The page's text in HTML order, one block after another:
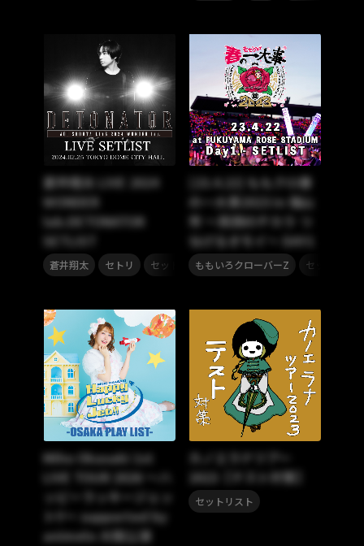
蒼井翔太 LIVE 2024
WONDER
lab.DETONATOR
SETLIST
蒼井翔太 セトリ セットリスト
[23.4.22] ももクロ春
の一大事2023 in 福山
市 〜笑顔のチカラ つ
なげるオモイ〜 DAY1
ももいろクローバーZ セットリスト
Miho Okasaki 1st
LIVE TOUR 2026 ～ハ
ッピーラッキージェッ
ト!!～ supported by
animelo 大阪公演
カノエラナツアー
2023【テスト対策】
セットリスト